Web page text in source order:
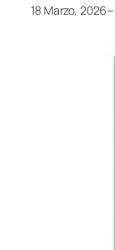
18 Marzo, 2026–